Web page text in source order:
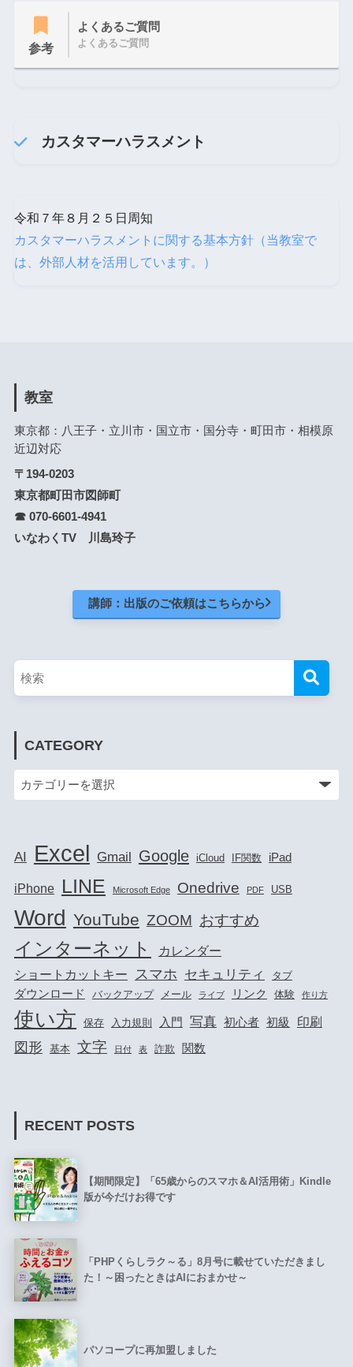
参考
よくあるご質問
よくあるご質問
カスタマーハラスメント
令和７年８月２５日周知
カスタマーハラスメントに関する基本方針（当教室で
は、外部人材を活用しています。）
教室
東京都：八王子・立川市・国立市・国分寺・町田市・相模原
近辺対応
〒194-0203
東京都町田市図師町
☎ 070-6601-4941
いなわくTV 川島玲子
講師：出版のご依頼はこちらから
CATEGORY
AI Excel Gmail Google iCloud IF関数 iPad
iPhone LINE Microsoft Edge Onedrive PDF USB
Word YouTube ZOOM おすすめ
インターネット
カレンダー
ショートカットキー
スマホ セキュリティ タブ
ダウンロード バックアップ メール ライブ リンク 体験 作り方
使い方 保存 入力規則 入門 写真 初心者 初級 印刷
図形 基本 文字 日付 表 詐欺 関数
RECENT POSTS
【期間限定】「65歳からのスマホ＆AI活用術」Kindle
版が今だけお得です
「PHPくらしラク～る」8月号に載せていただきまし
た！～困ったときはAIにおまかせ～
パソコープに再加盟しました